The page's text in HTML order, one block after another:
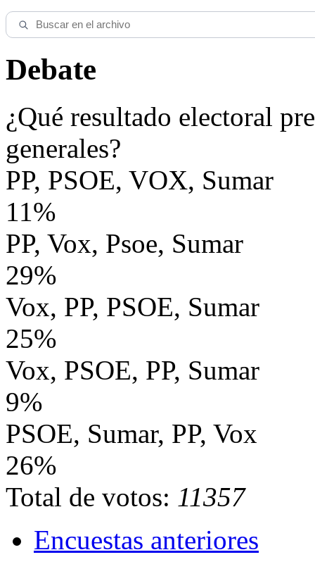
Debate
¿Qué resultado electoral
generales?
PP, PSOE, VOX, Sumar
11%
PP, Vox, Psoe, Sumar
29%
Vox, PP, PSOE, Sumar
25%
Vox, PSOE, PP, Sumar
9%
PSOE, Sumar, PP, Vox
26%
Total de votos: 11357
Encuestas anteriores